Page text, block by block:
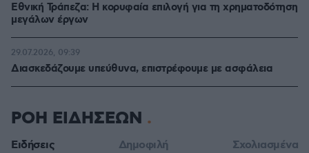
Εθνική Τράπεζα: Η κορυφαία επιλογή για τη χρηματοδότηση
μεγάλων έργων
Διασκεδάζουμε υπεύθυνα, επιστρέφουμε με ασφάλεια
29.07.2026, 09:39
ΡΟΗ ΕΙΔΗΣΕΩΝ
Ειδήσεις Δημοφιλή Σχολιασμένα